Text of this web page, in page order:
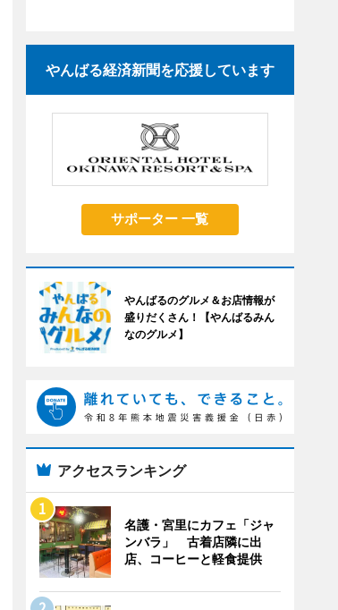
やんばる経済新聞を応援しています
サポーター 一覧
やんばるのグルメ＆お店情報が
盛りだくさん！【やんばるみん
なのグルメ】
アクセスランキング
名護・宮里にカフェ「ジャ
ンバラ」 古着店隣に出
店、コーヒーと軽食提供